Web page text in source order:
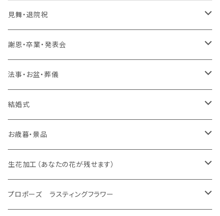
バルーンのみ
ラスティング アレンジ、枯れない花
スタンド 生花
スタンド 生花、バルーン
バルーンのみ
プロポーズ ラスティングフラワー
ドーム
フレーム
生花 アレンジ
ラスティング 花束、枯れない花
ラスティング アレンジ、枯れない花
スタンド 生花
スタンド 生花、バルーン
バルーンのみ
生花 アレンジ、バルーン
生花 アレンジ
造花 アレンジ、花束、バルーン
ラスティング 花束、枯れない花
ラスティング アレンジ、枯れない花
スタンド 生花
スタンド 生花、バルーン
バルーンのみ
生花 アレンジ、花束、バルーン
生花 アレンジ、バルーン
生花 アレンジ
造花 アレンジ、花束、バルーン
ラスティング 花束、枯れない花
ラスティング アレンジ、枯れない花
スタンド 生花
スタンド 生花、バルーン
バルーンのみ
見舞・退院祝
生花 アレンジ、花束、バルーン
生花 アレンジ、バルーン
生花 アレンジ
造花 アレンジ、花束、バルーン
ラスティング 花束、枯れない花
ラスティング アレンジ、枯れない花
スタンド 生花
スタンド 生花、バルーン
謝恩・卒業・発表会
生花 アレンジ、花束、バルーン
生花 アレンジ、バルーン
生花 アレンジ
造花 アレンジ、花束、バルーン
ラスティング 花束、枯れない花
ラスティング アレンジ、枯れない花
スタンド 生花
法事・お盆・葬儀
生花 アレンジ、花束、バルーン
生花 アレンジ、バルーン
生花 アレンジ
造花 アレンジ、花束、バルーン
ラスティング 花束、枯れない花
ラスティング アレンジ、枯れない花
結婚式
生花 アレンジ、花束、バルーン
生花 アレンジ、バルーン
生花 アレンジ
造花 アレンジ、花束、バルーン
ラスティング 花束、枯れない花
お歳暮・景品
生花 アレンジ、花束、バルーン
生花 アレンジ、バルーン
造花 アレンジ、花束、バルーン
生花加工（あなたの花が残せます）
あなたの花が残せます ドーム
プロポーズ ラスティングフラワー